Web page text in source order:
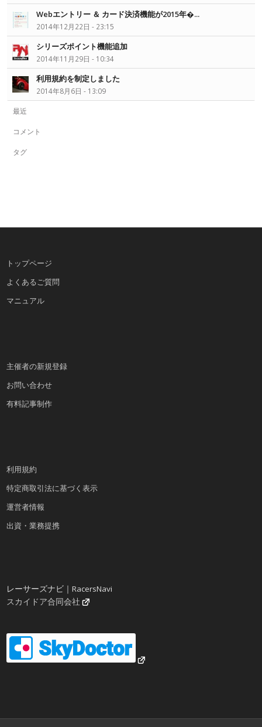
Webエントリー ＆ カード決済機能が2015年�...
2014年12月22日 - 23:15
シリーズポイント機能追加
2014年11月29日 - 10:34
利用規約を制定しました
2014年8月6日 - 13:09
最近
コメント
タグ
トップページ
よくあるご質問
マニュアル
主催者の新規登録
お問い合わせ
有料記事制作
利用規約
特定商取引法に基づく表示
運営者情報
出資・業務提携
レーサーズナビ｜RacersNavi
スカイドア合同会社